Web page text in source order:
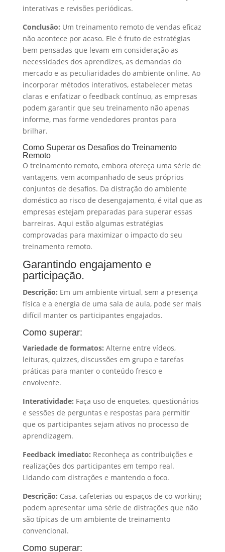
interativas e revisões periódicas.
Conclusão: Um treinamento remoto de vendas eficaz
não acontece por acaso. Ele é fruto de estratégias
bem pensadas que levam em consideração as
necessidades dos aprendizes, as demandas do
mercado e as peculiaridades do ambiente online. Ao
incorporar métodos interativos, estabelecer metas
claras e enfatizar o feedback contínuo, as empresas
podem garantir que seu treinamento não apenas
informe, mas forme vendedores prontos para
brilhar.
Como Superar os Desafios do Treinamento
Remoto
O treinamento remoto, embora ofereça uma série de
vantagens, vem acompanhado de seus próprios
conjuntos de desafios. Da distração do ambiente
doméstico ao risco de desengajamento, é vital que as
empresas estejam preparadas para superar essas
barreiras. Aqui estão algumas estratégias
comprovadas para maximizar o impacto do seu
treinamento remoto.
Garantindo engajamento e
participação.
Descrição: Em um ambiente virtual, sem a presença
física e a energia de uma sala de aula, pode ser mais
difícil manter os participantes engajados.
Como superar:
Variedade de formatos: Alterne entre vídeos,
leituras, quizzes, discussões em grupo e tarefas
práticas para manter o conteúdo fresco e
envolvente.
Interatividade: Faça uso de enquetes, questionários
e sessões de perguntas e respostas para permitir
que os participantes sejam ativos no processo de
aprendizagem.
Feedback imediato: Reconheça as contribuições e
realizações dos participantes em tempo real.
Lidando com distrações e mantendo o foco.
Descrição: Casa, cafeterias ou espaços de co-working
podem apresentar uma série de distrações que não
são típicas de um ambiente de treinamento
convencional.
Como superar: